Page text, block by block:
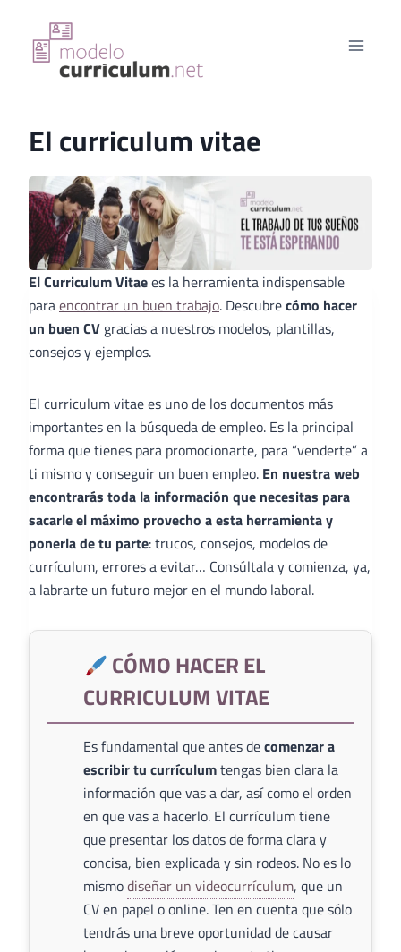
contenido
El curriculum vitae
El Curriculum Vitaees la herramienta indispensable
paraencontrar un buen trabajo. Descubrecómo hacer
un buen CV gracias a nuestros modelos, plantillas,
consejos y ejemplos.
El curriculum vitae es uno de los documentos más
importantes en la búsqueda de empleo. Es la principal
forma que tienes para promocionarte, para “venderte” a
ti mismo y conseguir un buen empleo. En nuestra web
encontrarás toda la información que necesitas para
sacarle el máximo provecho a esta herramienta y
ponerla de tu parte: trucos, consejos, modelos de
currículum, errores a evitar… Consúltala y comienza, ya,
a labrarte un futuro mejor en el mundo laboral.
CÓMO HACER EL
CURRICULUM VITAE
Es fundamental que antes decomenzar a
escribir tu currículumtengas bien clara la
información que vas a dar, así como el orden
en que vas a hacerlo. El currículum tiene
que presentar los datos de forma clara y
concisa, bien explicada y sin rodeos. No es lo
mismodiseñar un videocurrículum, que un
CV en papel o online. Ten en cuenta que sólo
tendrás una breve oportunidad de causar